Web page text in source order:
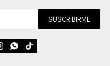
SUSCRIBIRME
 